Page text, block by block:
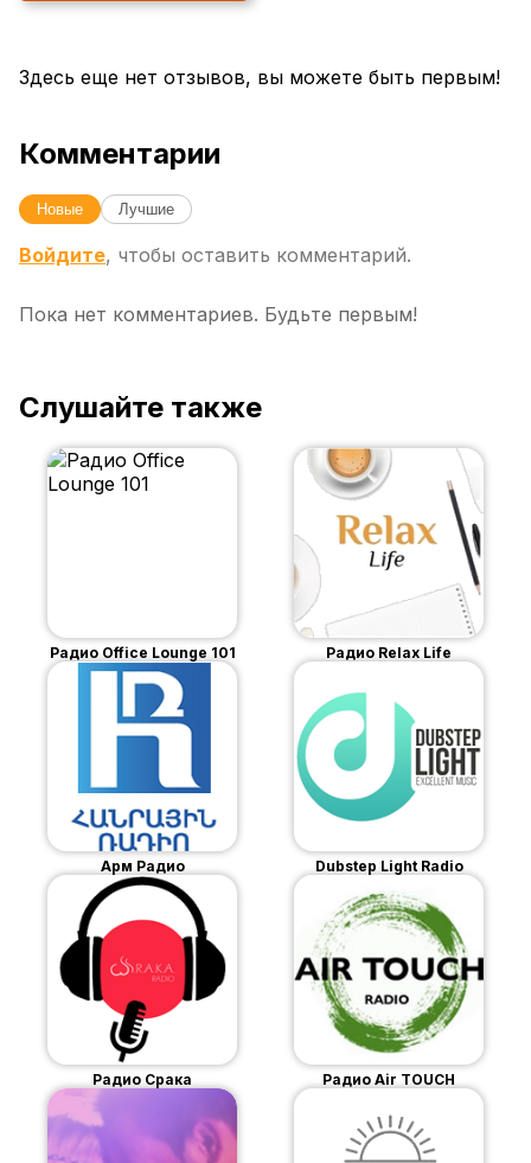
Здесь еще нет отзывов, вы можете быть первым!
Комментарии
Новые Лучшие
Войдите, чтобы оставить комментарий.
Пока нет комментариев. Будьте первым!
Слушайте также
Радио Office Lounge 101 Радио Relax Life
Арм Радио Dubstep Light Radio
Радио Срака Радио Air TOUCH